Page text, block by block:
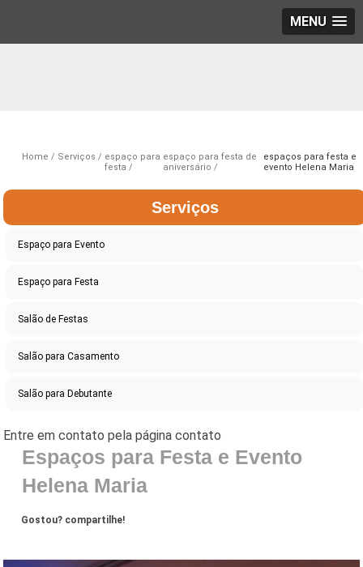
MENU
Home Serviços
espaço para
festa
espaço para festa de
aniversário
espaços para festa e
evento Helena Maria
Serviços
Espaço para Evento
Espaço para Festa
Salão de Festas
Salão para Casamento
Salão para Debutante
Espaços para Festa e Evento
Helena Maria
Gostou? compartilhe!